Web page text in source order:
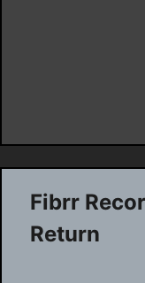
Fibrr
Return